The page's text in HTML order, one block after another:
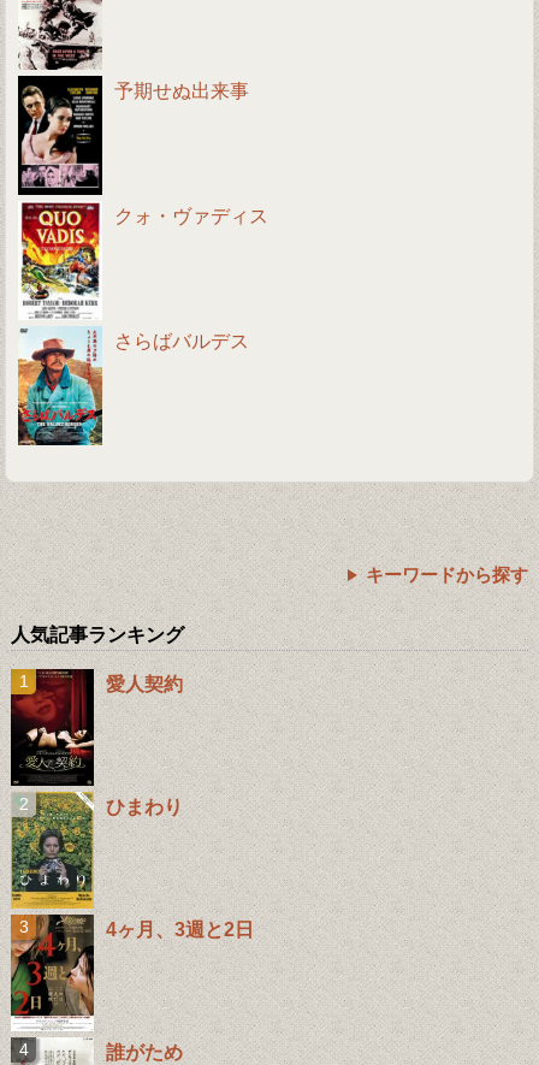
予期せぬ出来事
クォ・ヴァディス
さらばバルデス
キーワードから探す
人気記事ランキング
愛人契約
ひまわり
4ヶ月、3週と2日
誰がため